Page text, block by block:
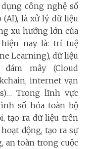
công nghệ số
(AI), là xử lý dữ liệu
xu hướng lớn của
nay là: trí tuệ
Learning), dữ liệu
mây (Cloud
internet vạn
Trong lĩnh vực
số hóa toàn bộ
tạo ra dữ liệu trên
động, tạo ra sự
an toàn trong cuộc